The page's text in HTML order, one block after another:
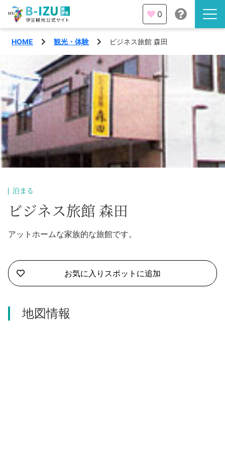
伊豆半島を知る
伊豆のみどころ
みる
あそぶ
あじわう
観光・体験
イベント
エリア
熱海市
沼津市
特集
旅の計画
モデルコース
旅程作成
AIルートプランナー
0
HOME 観光・体験 ビジネス旅館 森田
泊まる
ビジネス旅館 森田
アットホームな家族的な旅館です。
お気に入りスポットに追加
地図情報